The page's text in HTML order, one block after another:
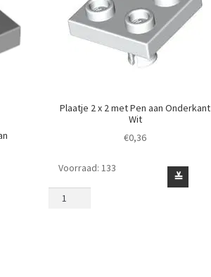
Plaatje 2 x 2 met Pen aan Onderkant
Wit
€0,36
Plaatje
2
≚
Voorraad: 133